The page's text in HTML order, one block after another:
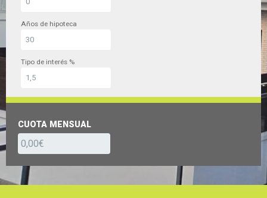
Años de hipoteca
Tipo de interés %
CUOTA MENSUAL